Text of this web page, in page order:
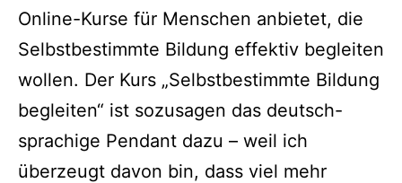
Online-Kurse für Menschen anbietet, die
Selbstbestimmte Bildung effektiv begleiten
wollen. Der Kurs „Selbstbestimmte Bildung
begleiten“ ist sozusagen das deutsch-
sprachige Pendant dazu – weil ich
überzeugt davon bin, dass viel mehr